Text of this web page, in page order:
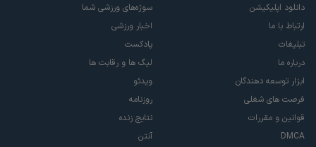
دانلود اپلیکیشن
ارتباط با ما
تبلیغات
درباره ما
ابزار توسعه دهندگان
فرصت های شغلی
قوانین و مقررات
DMCA
سوژه‌های ورزشی شما
اخبار ورزشی
پادکست
لیگ ها و رقابت ها
ویدئو
روزنامه
نتایج زنده
آنتن